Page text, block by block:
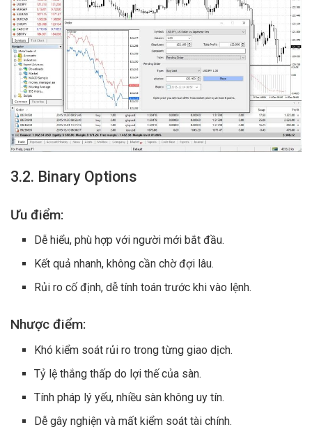
3.2. Binary Options
Ưu điểm:
Dễ hiểu, phù hợp với người mới bắt đầu.
Kết quả nhanh, không cần chờ đợi lâu.
Rủi ro cố định, dễ tính toán trước khi vào lệnh.
Nhược điểm:
Khó kiểm soát rủi ro trong từng giao dịch.
Tỷ lệ thắng thấp do lợi thế của sàn.
Tính pháp lý yếu, nhiều sàn không uy tín.
Dễ gây nghiện và mất kiểm soát tài chính.